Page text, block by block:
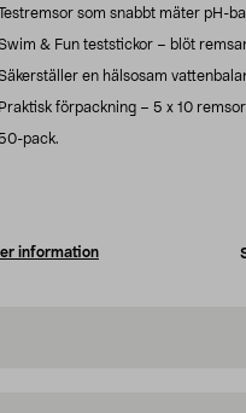
som snabbt mäter pH-
& Fun teststickor – blöt
en hälsosam
Praktisk förpackning – 5 x 10
pack.
information